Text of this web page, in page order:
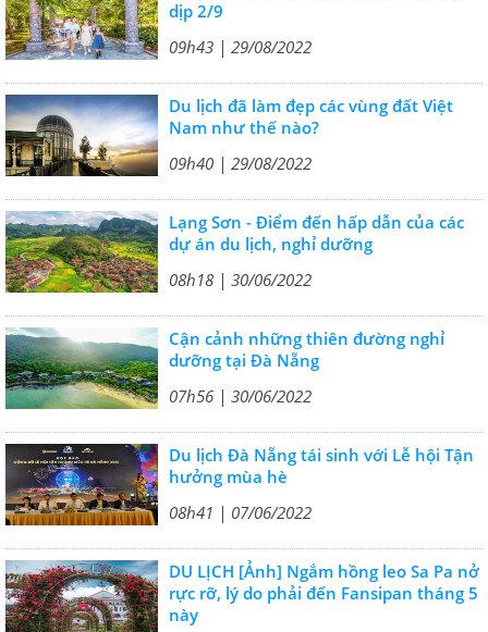
dịp 2/9
09h43 | 29/08/2022
Du lịch đã làm đẹp các vùng đất Việt
Nam như thế nào?
09h40 | 29/08/2022
Lạng Sơn - Điểm đến hấp dẫn của các
dự án du lịch, nghỉ dưỡng
08h18 | 30/06/2022
Cận cảnh những thiên đường nghỉ
dưỡng tại Đà Nẵng
07h56 | 30/06/2022
Du lịch Đà Nẵng tái sinh với Lễ hội Tận
hưởng mùa hè
08h41 | 07/06/2022
DU LỊCH [Ảnh] Ngắm hồng leo Sa Pa nở
rực rỡ, lý do phải đến Fansipan tháng 5
này